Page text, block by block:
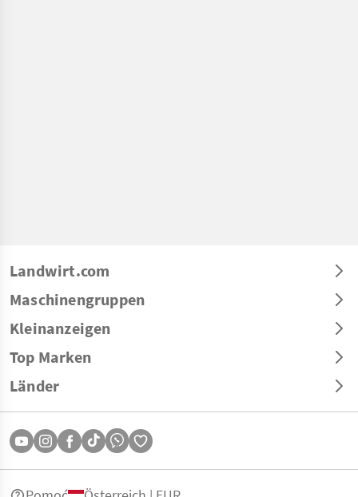
Landwirt.com
Maschinengruppen
Kleinanzeigen
Top Marken
Länder